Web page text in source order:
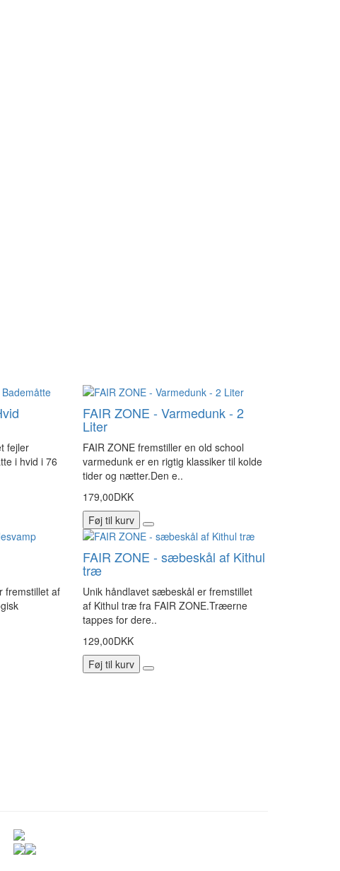
fejler
i hvid i 76
FAIR ZONE - Varmedunk - 2
Liter
FAIR ZONE fremstiller en old school
varmedunk er en rigtig klassiker til kolde
tider og nætter.Den e..
179,00DKK
Føj til kurv
fremstillet af
FAIR ZONE - sæbeskål af Kithul
træ
Unik håndlavet sæbeskål er fremstillet
af Kithul træ fra FAIR ZONE.Træerne
tappes for dere..
129,00DKK
Føj til kurv